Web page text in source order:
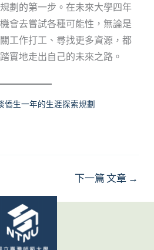
劃的第一步。在未來大學四年
會去嘗試各種可能性，無論是
工作打工、尋找更多資源，都
實地走出自己的未來之路。
生一年的生涯探索規劃
下一篇 文章 →